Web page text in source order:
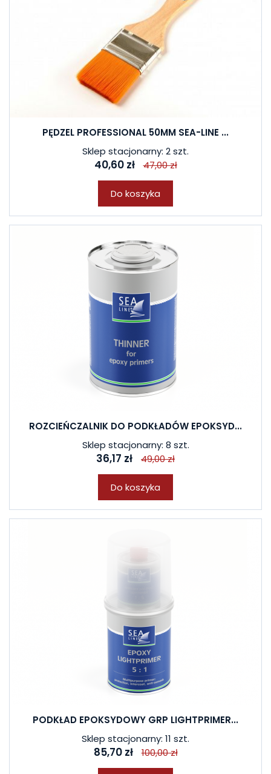
PĘDZEL PROFESSIONAL 50MM SEA-LINE ...
Sklep stacjonarny: 2 szt.
40,60 zł 47,00 zł
Do koszyka
ROZCIEŃCZALNIK DO PODKŁADÓW EPOKSYD...
Sklep stacjonarny: 8 szt.
36,17 zł 49,00 zł
Do koszyka
PODKŁAD EPOKSYDOWY GRP LIGHTPRIMER...
Sklep stacjonarny: 11 szt.
85,70 zł 100,00 zł